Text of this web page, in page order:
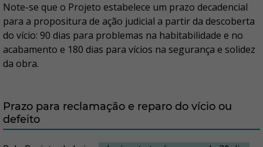
Note-se que o Projeto estabelece um prazo decadencial
para a propositura de ação judicial a partir da descoberta
do vício: 90 dias para problemas na habitabilidade e no
acabamento e 180 dias para vícios na segurança e solidez
da obra.
Prazo para reclamação e reparo do vício ou
defeito